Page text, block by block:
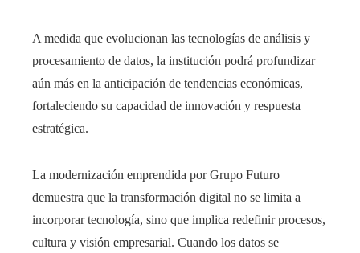
A medida que evolucionan las tecnologías de análisis y
procesamiento de datos, la institución podrá profundizar
aún más en la anticipación de tendencias económicas,
fortaleciendo su capacidad de innovación y respuesta
estratégica.
La modernización emprendida por Grupo Futuro
demuestra que la transformación digital no se limita a
incorporar tecnología, sino que implica redefinir procesos,
cultura y visión empresarial. Cuando los datos se